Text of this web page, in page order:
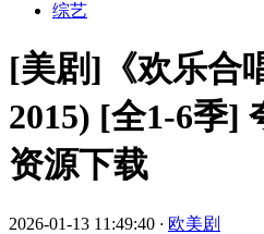
综艺
[美剧]《欢乐合
2015) [全1-6季]
资源下载
2026-01-13 11:49:40 · 欧美剧